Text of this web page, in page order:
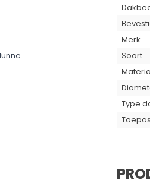
Merk
Soort
Type